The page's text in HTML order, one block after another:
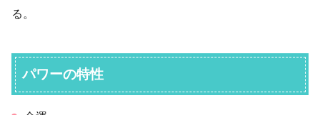
る。
パワーの特性